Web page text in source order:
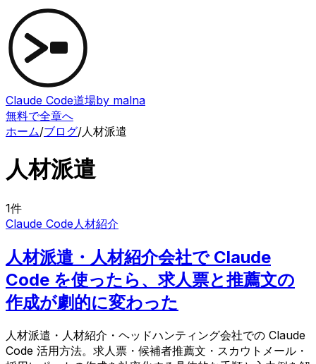
Claude Code道場by malna
無料で全章へ
ホーム/ブログ/人材派遣
人材派遣
1件
Claude Code人材紹介
人材派遣・人材紹介会社で Claude
Code を使ったら、求人票と推薦文の
作成が劇的に変わった
人材派遣・人材紹介・ヘッドハンティング会社での Claude
Code 活用方法。求人票・候補者推薦文・スカウトメール・